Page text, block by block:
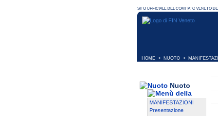
HOME > NUOTO >
Nuoto
MANIFESTAZIONI
Presentazione